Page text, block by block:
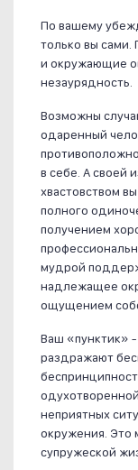
По вашему
только вы сами.
и окружающие
незаурядность.
Возможны
одаренный
в себе. А своей
хвастовством
полного
получением
мудрой
надлежащее
ощущением
Ваш «пунктик»
раздражают
неприятных
окружения. Это
супружеской